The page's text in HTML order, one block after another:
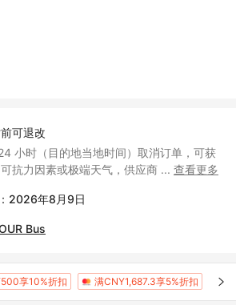
可退改
小时（目的地当地时间）取消订单，可获
抗力因素或极端天气，供应商 ... 查看更多
2026年8月9日
Bus
享10%折扣 满CNY1,687.3享5%折扣